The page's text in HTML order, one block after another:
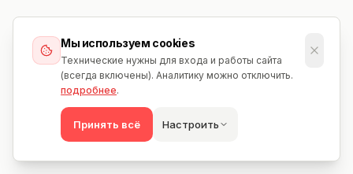
Мы используем cookies
Технические нужны для входа и работы сайта
(всегда включены). Аналитику можно отключить.
подробнее.
Принять всё Настроить